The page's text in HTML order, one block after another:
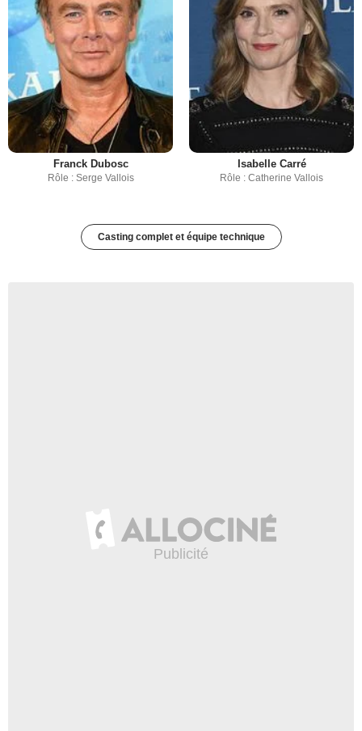
Franck Dubosc
Rôle : Serge Vallois
Isabelle Carré
Rôle : Catherine Vallois
Casting complet et équipe technique